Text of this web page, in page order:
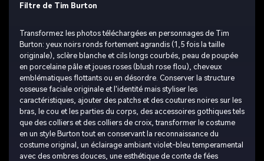
Filtre de Tim Burton
Transformez les photos téléchargées en personnages de Tim
Burton: yeux noirs ronds fortement agrandis (1,5 fois la taille
originale), sclère blanche et cils longs courbés, peau de poupée
en porcelaine pâle et joues roses (blush rose flou), cheveux
emblématiques flottants ou en désordre. Conserver la structure
osseuse faciale originale et l'identité mais styliser les
caractéristiques, ajouter des patchs et des coutures noires sur les
bras, le cou et les parties du corps, des accessoires gothiques tels
que des colliers et des colliers de croix, transformer le costume
en un style Burton tout en conservant la reconnaissance du
costume original, un éclairage ambiant violet-bleu temperamental
avec des ombres douces, une esthétique de conte de fées